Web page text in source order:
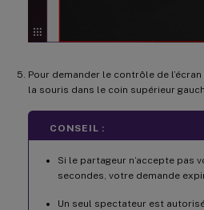
Pour demander le contrôle de
la souris dans le coin supérieur
CONSEIL :
Si le partageur n’accepte pas
secondes, votre demande
Un seul spectateur est